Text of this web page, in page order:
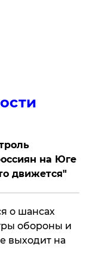
на Юге
движется"
о шансах
обороны и
выходит на